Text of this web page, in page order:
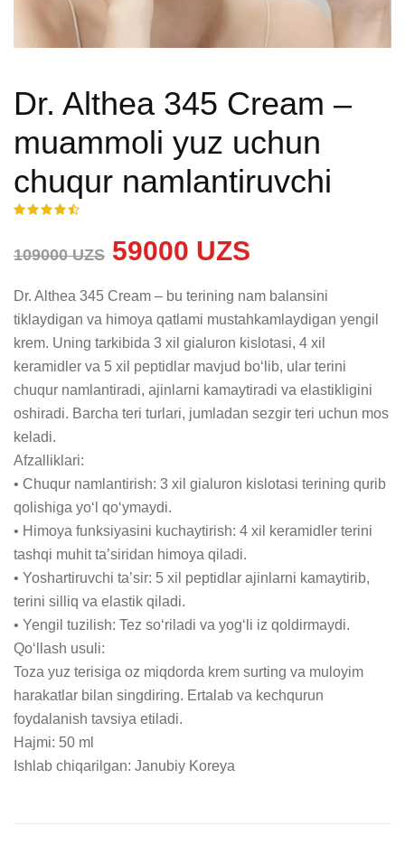
Dr. Althea 345 Cream –
muammoli yuz uchun
chuqur namlantiruvchi
109000 UZS 59000 UZS
Dr. Althea 345 Cream – bu terining nam balansini
tiklaydigan va himoya qatlami mustahkamlaydigan yengil
krem. Uning tarkibida 3 xil gialuron kislotasi, 4 xil
keramidler va 5 xil peptidlar mavjud bo‘lib, ular terini
chuqur namlantiradi, ajinlarni kamaytiradi va elastikligini
oshiradi. Barcha teri turlari, jumladan sezgir teri uchun mos
keladi.
Afzalliklari:
• Chuqur namlantirish: 3 xil gialuron kislotasi terining qurib
qolishiga yo‘l qo‘ymaydi.
• Himoya funksiyasini kuchaytirish: 4 xil keramidler terini
tashqi muhit ta’siridan himoya qiladi.
• Yoshartiruvchi ta’sir: 5 xil peptidlar ajinlarni kamaytirib,
terini silliq va elastik qiladi.
• Yengil tuzilish: Tez so‘riladi va yog‘li iz qoldirmaydi.
Qo‘llash usuli:
Toza yuz terisiga oz miqdorda krem surting va muloyim
harakatlar bilan singdiring. Ertalab va kechqurun
foydalanish tavsiya etiladi.
Hajmi: 50 ml
Ishlab chiqarilgan: Janubiy Koreya